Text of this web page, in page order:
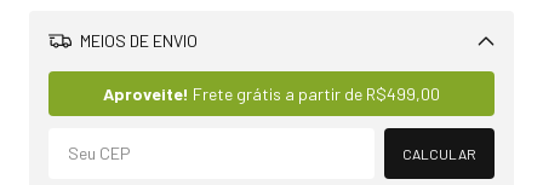
MEIOS DE ENVIO
Aproveite! Frete grátis a partir de R$499,00
CALCULAR